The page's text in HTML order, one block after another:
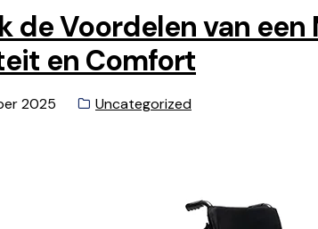
de Voordelen van een
en Comfort
2025 Categorie:
Uncategorized